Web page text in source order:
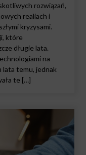
rozwiązań,
realiach i
kryzysami.
które
długie lata.
na
lata temu, jednak
te […]